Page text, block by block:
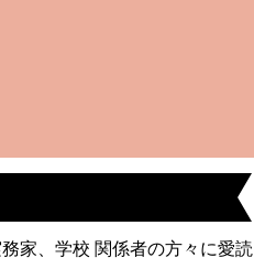
家、学校 関係者の方々に愛読